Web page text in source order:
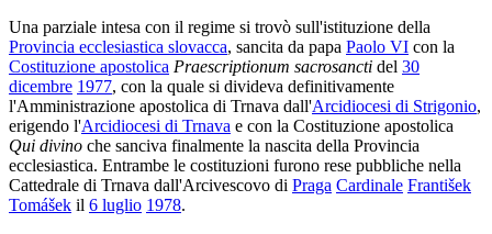
Una parziale intesa con il regime si trovò sull'istituzione della
Provincia ecclesiastica slovacca, sancita da papa Paolo VI con la
Costituzione apostolica Praescriptionum sacrosancti del 30
dicembre 1977, con la quale si divideva definitivamente
l'Amministrazione apostolica di Trnava dall'Arcidiocesi di Strigonio,
erigendo l'Arcidiocesi di Trnava e con la Costituzione apostolica
Qui divino che sanciva finalmente la nascita della Provincia
ecclesiastica. Entrambe le costituzioni furono rese pubbliche nella
Cattedrale di Trnava dall'Arcivescovo di Praga Cardinale František
Tomášek il 6 luglio 1978.